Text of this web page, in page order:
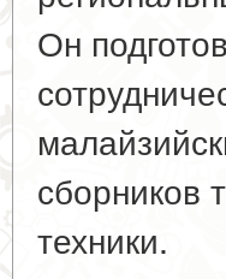
Он
сборников
техники.